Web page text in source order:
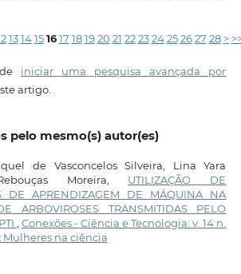
13 14 15 16 17 18 19 20 21 22 23 24 25 26 27 28 >
iniciar uma pesquisa avançada por
artigo.
pelo mesmo(s) autor(es)
de Vasconcelos Silveira, Lina Yara
Moreira, UTILIZAÇÃO DE
DE APRENDIZAGEM DE MÁQUINA NA
ARBOVIROSES TRANSMITIDAS PELO
Conexões - Ciência e Tecnologia: v. 14 n.
Mulheres na ciência